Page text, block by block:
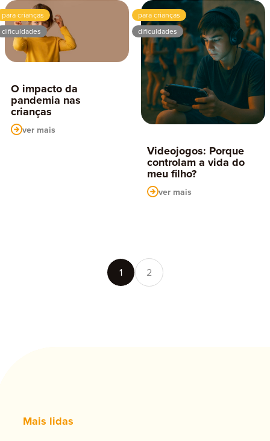
para crianças
dificuldades
O impacto da
pandemia nas
crianças
ver mais
para crianças
dificuldades
Videojogos: Porque
controlam a vida do
meu filho?
ver mais
1 2
Mais lidas